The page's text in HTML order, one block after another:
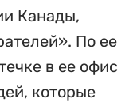
Канады,
По ее
в ее офис
которые